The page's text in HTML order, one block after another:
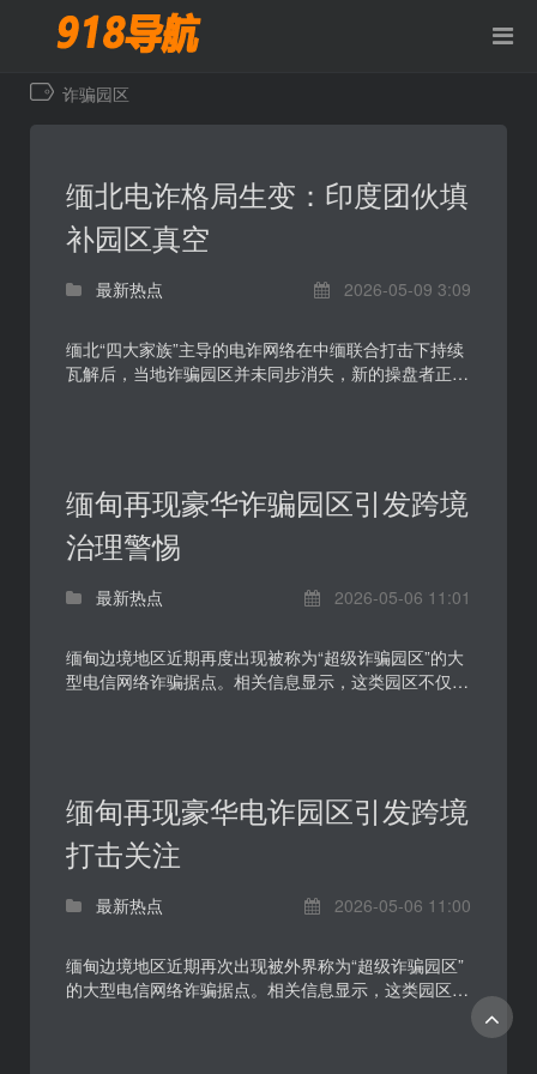
诈骗园区
缅北电诈格局生变：印度团伙填
补园区真空
最新热点 2026-05-09 3:09
缅北“四大家族”主导的电诈网络在中缅联合打击下持续
瓦解后，当地诈骗园区并未同步消失，新的操盘者正在
缅甸再现豪华诈骗园区引发跨境
治理警惕
最新热点 2026-05-06 11:01
缅甸边境地区近期再度出现被称为“超级诈骗园区”的大
型电信网络诈骗据点。相关信息显示，这类园区不仅规
缅甸再现豪华电诈园区引发跨境
打击关注
最新热点 2026-05-06 11:00
缅甸边境地区近期再次出现被外界称为“超级诈骗园区”
的大型电信网络诈骗据点。相关信息显示，这类园区不